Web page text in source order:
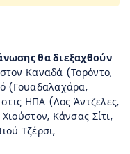
θα διεξαχθούν
Καναδά (Τορόντο,
(Γουαδαλαχάρα,
ΗΠΑ (Λος Άντζελες,
Κάνσας Σίτι,
Τζέρσι,